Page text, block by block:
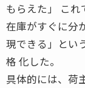
もらえた」 こ
在庫がすぐに分
現できる」とい
格 化した。
具体的には、荷